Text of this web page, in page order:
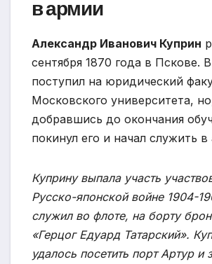
в армии
Александр Иванович Куприн
сентября 1870 года в Пскове.
поступил на юридический
Московского университета,
добравшись до окончания
покинул его и начал служить
Куприну выпала участь
Русско-японской войне 1904-
служил во флоте, на борту
«Герцог Едуард Татарский».
удалось посетить порт Артур и